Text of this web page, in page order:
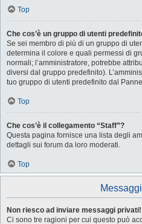
Top
Che cos’è un gruppo di utenti
Se sei membro di più di un gruppo di
determina il colore e quali permessi di
normali; l’amministratore, potrebbe
diversi dal gruppo predefinito).
tuo gruppo di utenti predefinito dal
Top
Che cos’è il collegamento “Staff”?
Questa pagina fornisce una lista degli
dettagli sui forum da loro moderati.
Top
Non riesco ad inviare messaggi privati!
Ci sono tre ragioni per cui questo può